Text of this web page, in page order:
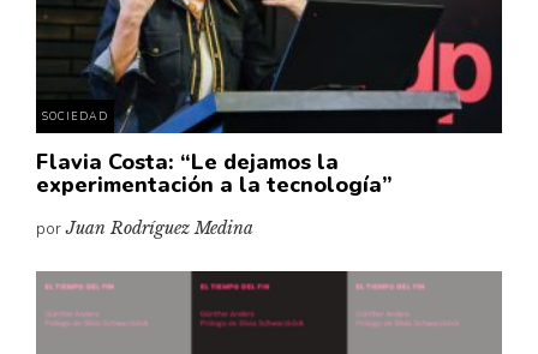
Pensamiento ilustrado
Personaje
Personajes secundarios
Política
Relecturas
Sociedad
Vidas paralelas
Voces y lecturas
SOCIEDAD
Flavia Costa: “Le dejamos la
experimentación a la tecnología”
porJuan Rodríguez Medina